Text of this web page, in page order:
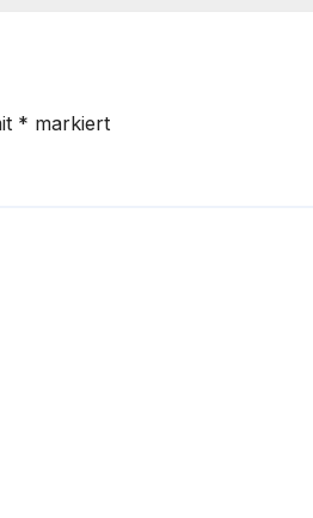
* markiert